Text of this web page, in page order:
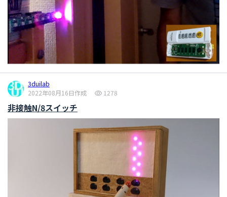
3duilab
2022年08月16日作成
1278
非接触N/8スイッチ